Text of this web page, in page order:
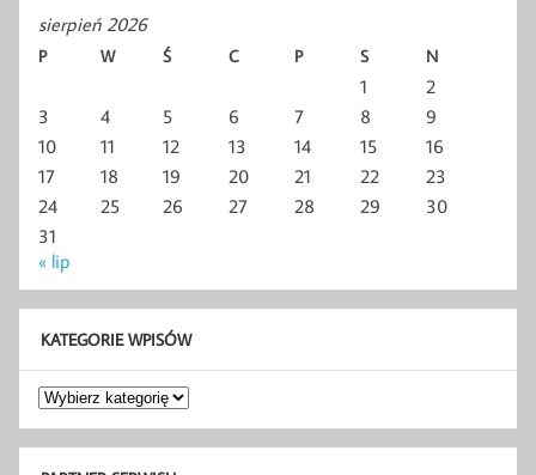
sierpień 2026
P W Ś C P S N
1
2
3
4 5 6 7 8
9
10
11 12 13 14 15
16
17
18 19 20 21 22
23
24
25 26 27 28 29
30
31
« lip
KATEGORIE WPISÓW
Kategorie
wpisów